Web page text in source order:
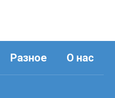
Разное О нас